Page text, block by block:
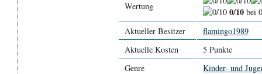
Wertung 0/10 bei
Aktueller Besitzer
flamingo1989
Aktuelle Kosten
5 Punkte
Genre
Kinder- und